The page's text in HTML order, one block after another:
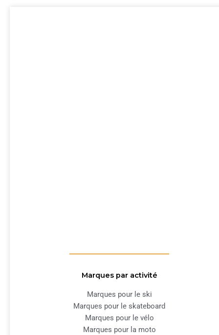
Marques par activité
Marques pour le ski
Marques pour le skateboard
Marques pour le vélo
Marques pour la moto